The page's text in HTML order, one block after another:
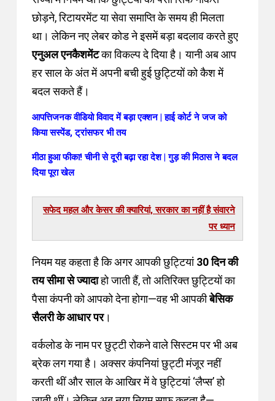
राज्यों में नियम था कि छुट्टियों का पैसा सिर्फ नौकरी
छोड़ने, रिटायरमेंट या सेवा समाप्ति के समय ही मिलता
था। लेकिन नए लेबर कोड ने इसमें बड़ा बदलाव करते हुए
एनुअल एनकैशमेंट
का विकल्प दे दिया है। यानी अब आप
हर साल के अंत में अपनी बची हुई छुट्टियों को कैश में
आपत्तिजनक वीडियो विवाद में बड़ा एक्शन | हाई कोर्ट ने जज को
मीठा हुआ फीका! चीनी से दूरी बढ़ा रहा देश | गुड़ की मिठास ने बदल
सफेद महल और केसर की क्यारियां, सरकार का नहीं है संवारने
पर ध्यान
नियम यह कहता है कि अगर आपकी छुट्टियां
30 दिन की
तय सीमा से ज्यादा
हो जाती हैं, तो अतिरिक्त छुट्टियों का
पैसा कंपनी को आपको देना होगा—वह भी आपकी
वर्कलोड के नाम पर छुट्टी रोकने वाले सिस्टम पर भी अब
ब्रेक लग गया है। अक्सर कंपनियां छुट्टी मंजूर नहीं
करती थीं और साल के आखिर में वे छुट्टियां ‘लैप्स’ हो